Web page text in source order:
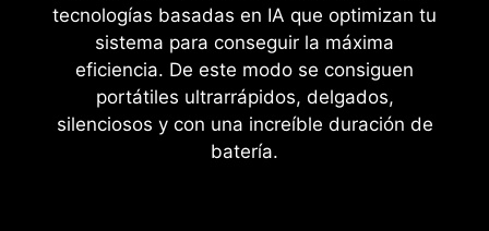
tecnologías basadas en IA que optimizan tu
sistema para conseguir la máxima
eficiencia. De este modo se consiguen
portátiles ultrarrápidos, delgados,
silenciosos y con una increíble duración de
batería.